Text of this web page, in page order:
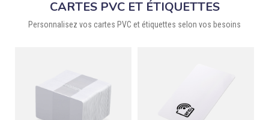
CARTES PVC ET ÉTIQUETTES
Personnalisez vos cartes PVC et étiquettes selon vos besoins